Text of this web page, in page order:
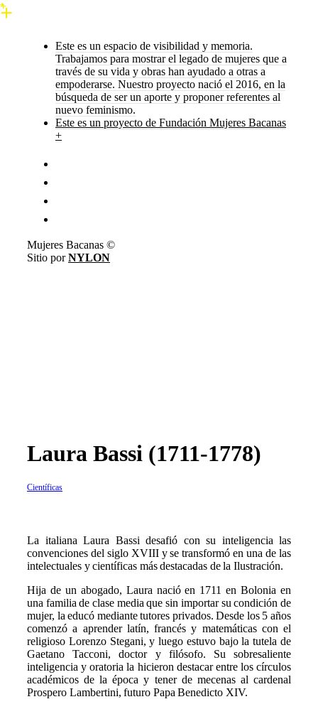
Este es un espacio de visibilidad y memoria.
Trabajamos para mostrar el legado de mujeres que a
través de su vida y obras han ayudado a otras a
empoderarse. Nuestro proyecto nació el 2016, en la
búsqueda de ser un aporte y proponer referentes al
nuevo feminismo.
Este es un proyecto de Fundación Mujeres Bacanas
+
Mujeres Bacanas ©
Sitio porNYLON
Laura Bassi (1711-1778)
Científicas
La italiana Laura Bassi desafió con su inteligencia las
convenciones del siglo XVIII y se transformó en una de las
intelectuales y científicas más destacadas de la Ilustración.
Hija de un abogado, Laura nació en 1711 en Bolonia en
una familia de clase media que sin importar su condición de
mujer, la educó mediante tutores privados. Desde los 5 años
comenzó a aprender latín, francés y matemáticas con el
religioso Lorenzo Stegani, y luego estuvo bajo la tutela de
Gaetano Tacconi, doctor y filósofo. Su sobresaliente
inteligencia y oratoria la hicieron destacar entre los círculos
académicos de la época y tener de mecenas al cardenal
Prospero Lambertini, futuro Papa Benedicto XIV.